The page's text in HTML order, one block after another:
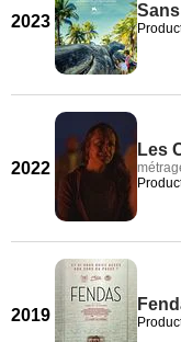
2023
2022
Les
2019